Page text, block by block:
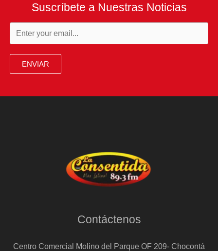
Suscríbete a Nuestras Noticias
ENVIAR
Contáctenos
Centro Comercial Molino del Parque OF 209- Chocontá